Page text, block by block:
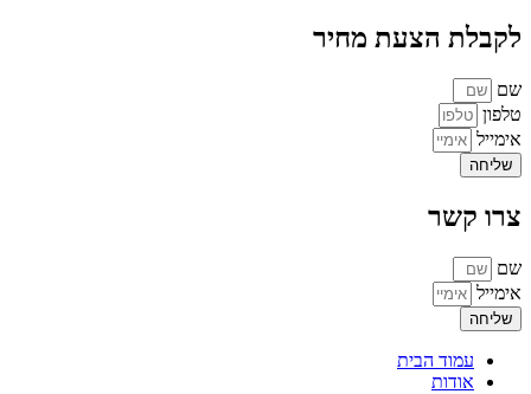
לקבלת הצעת מחיר
שם
טלפון
אימייל
שליחה
צרו קשר
שם
אימייל
שליחה
עמוד הבית
אודות